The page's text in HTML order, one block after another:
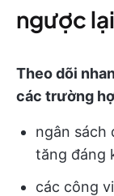
ngược lại
Theo dõi
các trường
ngân sách
tăng đáng
các công